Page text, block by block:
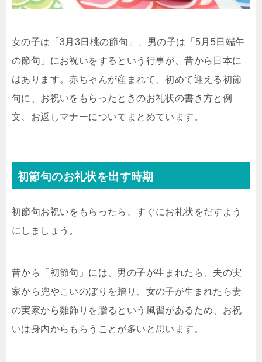
女の子は「3月3日桃の節句」、男の子は「5月5日端午
の節句」にお祝いをするという行事が、昔から日本に
はあります。赤ちゃんが産まれて、初めて迎える初節
句に、お祝いをもらったときのお礼状の書き方と例
文、お返しマナーについてまとめています。
初節句のお礼状を出す時期
初節句お祝いをもらったら、すぐにお礼状をだすよう
にしましょう。
昔から「初節句」には、男の子が生まれたら、夫の実
家から兜やこいのぼりを贈り、女の子が生まれたら妻
の実家から雛飾りを贈るという風習があるため、お祝
いは身内からもらうことが多いと思います。